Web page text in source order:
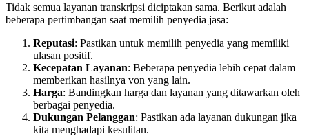
Tidak semua layanan transkripsi diciptakan sama. Berikut adalah
beberapa pertimbangan saat memilih penyedia jasa:
Reputasi: Pastikan untuk memilih penyedia yang memiliki
ulasan positif.
Kecepatan Layanan: Beberapa penyedia lebih cepat dalam
memberikan hasilnya von yang lain.
Harga: Bandingkan harga dan layanan yang ditawarkan oleh
berbagai penyedia.
Dukungan Pelanggan: Pastikan ada layanan dukungan jika
kita menghadapi kesulitan.